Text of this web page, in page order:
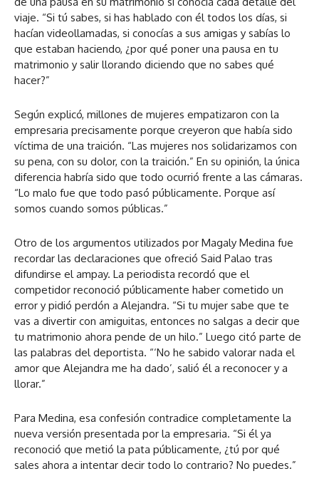
viaje. “Si tú sabes, si has hablado con él todos los días, si
hacían videollamadas, si conocías a sus amigas y sabías lo
que estaban haciendo, ¿por qué poner una pausa en tu
matrimonio y salir llorando diciendo que no sabes qué
hacer?”
Según explicó, millones de mujeres empatizaron con la
empresaria precisamente porque creyeron que había sido
víctima de una traición. “Las mujeres nos solidarizamos con
su pena, con su dolor, con la traición.” En su opinión, la única
diferencia habría sido que todo ocurrió frente a las cámaras.
“Lo malo fue que todo pasó públicamente. Porque así
somos cuando somos públicas.”
Otro de los argumentos utilizados por Magaly Medina fue
recordar las declaraciones que ofreció Said Palao tras
difundirse el ampay. La periodista recordó que el
competidor reconoció públicamente haber cometido un
error y pidió perdón a Alejandra. “Si tu mujer sabe que te
vas a divertir con amiguitas, entonces no salgas a decir que
tu matrimonio ahora pende de un hilo.” Luego citó parte de
las palabras del deportista. “‘No he sabido valorar nada el
amor que Alejandra me ha dado’, salió él a reconocer y a
llorar.”
Para Medina, esa confesión contradice completamente la
nueva versión presentada por la empresaria. “Si él ya
reconoció que metió la pata públicamente, ¿tú por qué
sales ahora a intentar decir todo lo contrario? No puedes.”